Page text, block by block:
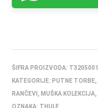
ŠIFRA PROIZVODA: T3205001
KATEGORIJE: PUTNE TORBE
RANČEVI
MUŠKA KOLEKCIJA
OZNAKA: THULE